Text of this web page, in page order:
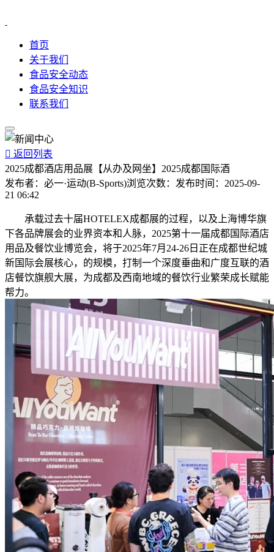
首页
关于我们
食品安全动态
食品安全知识
联系我们
 返回列表
2025成都酒店用品展【从办及网坐】2025成都国际酒
发布者： 必一·运动(B-Sports)浏览次数： 发布时间： 2025-09-
21 06:42
承载过去十届HOTELEX成都展的过程，以及上海博华旗
下各品牌展会的业界资本和人脉，2025第十一届成都国际酒店
用品及餐饮业博览会，将于2025年7月24-26日正在成都世纪城
新国际会展核心，的规模，打制一个深度垂曲和广度互联的酒
店餐饮旗舰大展，为成都及西南地域的餐饮行业繁荣成长赋能
帮力。